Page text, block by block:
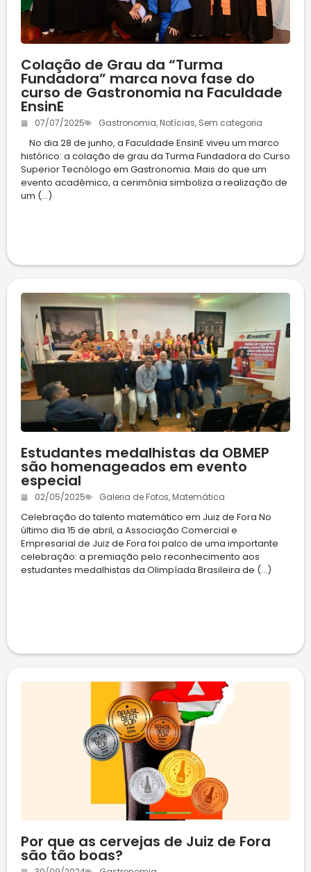
Colação de Grau da “Turma
Fundadora” marca nova fase do
curso de Gastronomia na Faculdade
EnsinE
07/07/2025 Gastronomia, Notícias, Sem categoria
No dia 28 de junho, a Faculdade EnsinE viveu um marco
histórico: a colação de grau da Turma Fundadora do Curso
Superior Tecnólogo em Gastronomia. Mais do que um
evento acadêmico, a cerimônia simboliza a realização de
um (...)
Estudantes medalhistas da OBMEP
são homenageados em evento
especial
02/05/2025 Galeria de Fotos, Matemática
Celebração do talento matemático em Juiz de Fora No
último dia 15 de abril, a Associação Comercial e
Empresarial de Juiz de Fora foi palco de uma importante
celebração: a premiação pelo reconhecimento aos
estudantes medalhistas da Olimpíada Brasileira de (...)
Por que as cervejas de Juiz de Fora
são tão boas?